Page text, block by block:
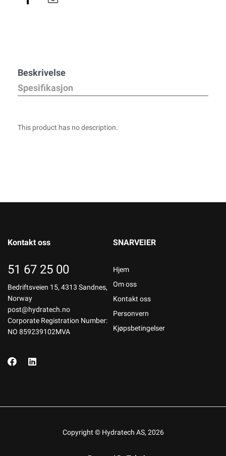
Beskrivelse
Spesifikasjon
This product has no description.
Kontakt oss
51 67 25 00
Bedriftsveien 15, 4313 Sandnes,
Norway
post@hydratech.no
Corporate Registration Number:
NO 859239102MVA
SNARVEIER
Hjem
Om oss
Kontakt oss
Personvern
Kjøpsbetingelser
Copyright © Hydratech AS, 2026